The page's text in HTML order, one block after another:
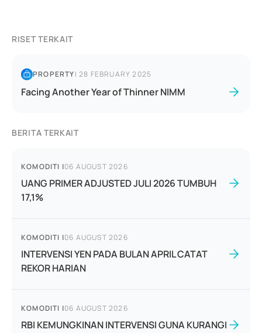
RISET TERKAIT
PROPERTY|28 FEBRUARY 2025
Facing Another Year of Thinner NIMM
BERITA TERKAIT
KOMODITI |06 AUGUST 2026
UANG PRIMER ADJUSTED JULI 2026 TUMBUH
17,1%
KOMODITI |06 AUGUST 2026
INTERVENSI YEN PADA BULAN APRIL CATAT
REKOR HARIAN
KOMODITI |06 AUGUST 2026
RBI KEMUNGKINAN INTERVENSI GUNA KURANGI